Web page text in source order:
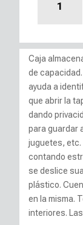
Caja
de
ayuda a
que abrir la
dando
para guardar
juguetes, etc.
contando
se deslice
plástico.
en la misma.
interiores.